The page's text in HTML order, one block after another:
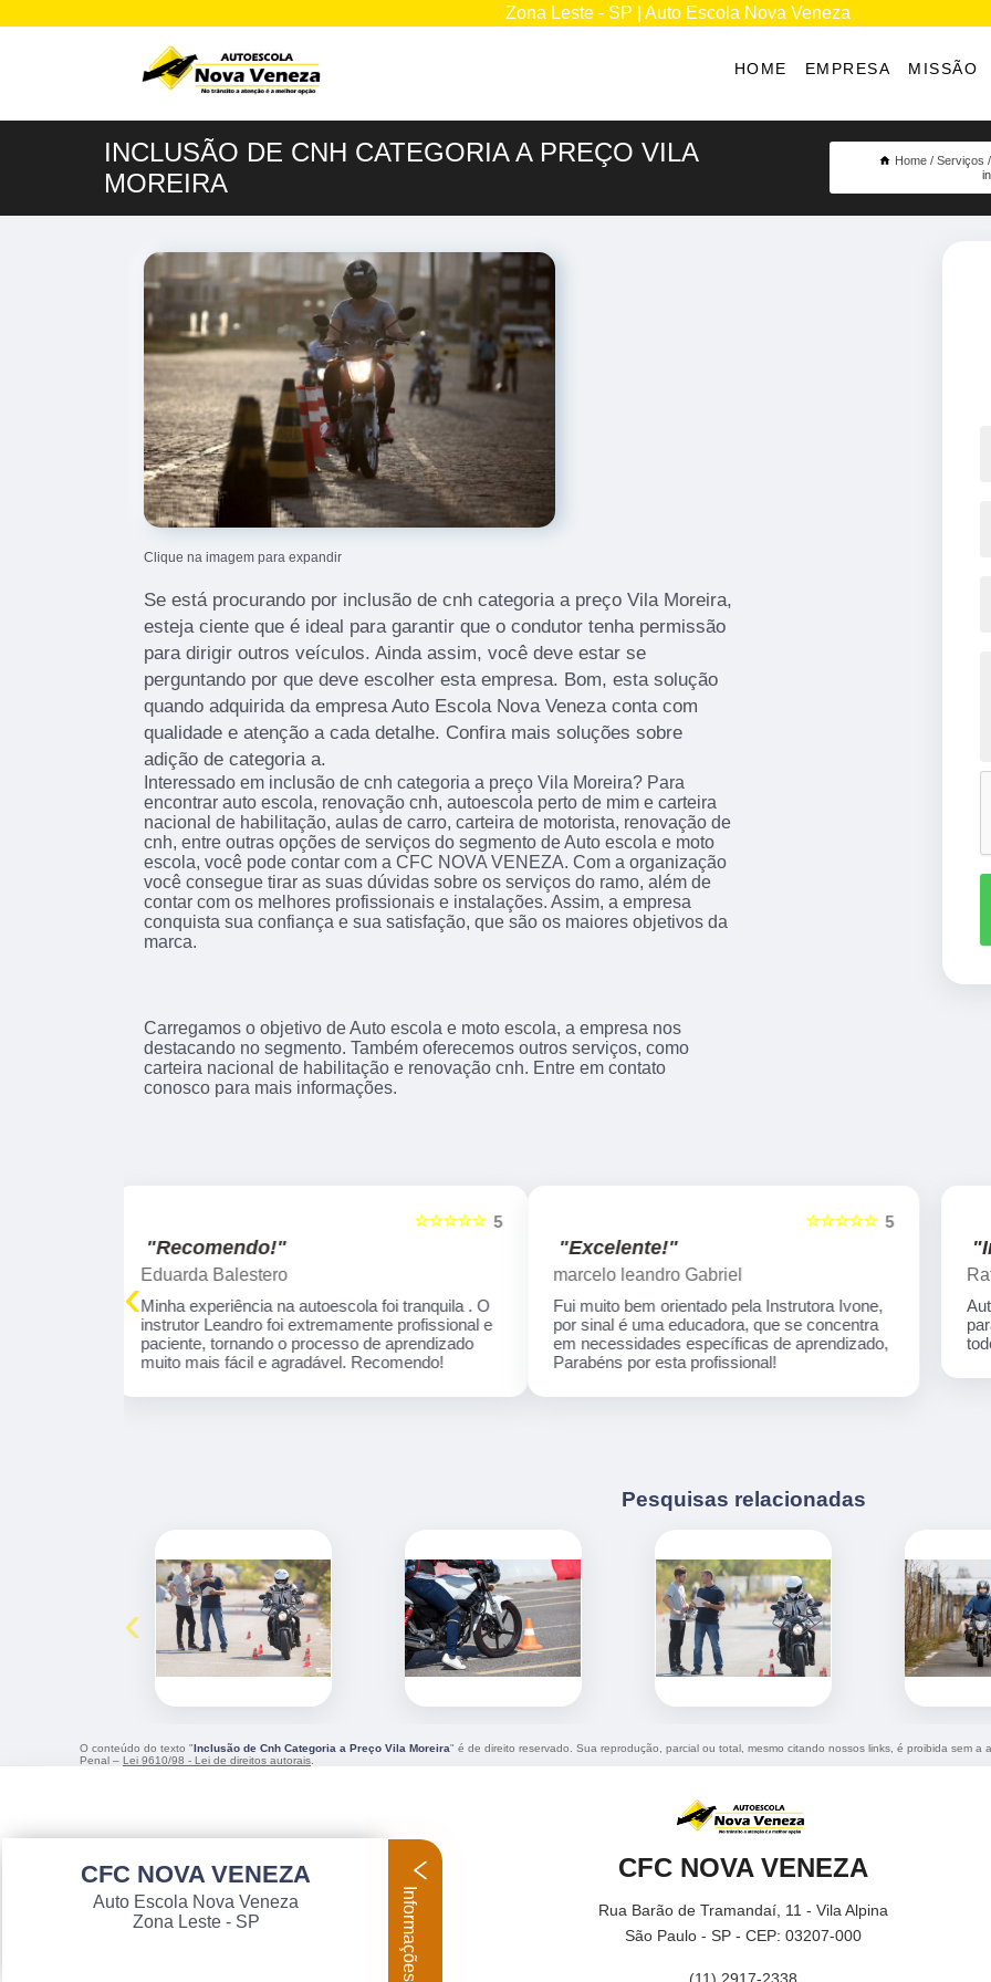
Zona Leste - SP | Auto Escola Nova Veneza
HOME EMPRESA MISSÃO
INCLUSÃO DE CNH CATEGORIA A PREÇO VILA
MOREIRA
Home Serviços
Clique na imagem para expandir
Se está procurando por inclusão de cnh categoria a preço Vila Moreira,
esteja ciente que é ideal para garantir que o condutor tenha permissão
para dirigir outros veículos. Ainda assim, você deve estar se
perguntando por que deve escolher esta empresa. Bom, esta solução
quando adquirida da empresa Auto Escola Nova Veneza conta com
qualidade e atenção a cada detalhe. Confira mais soluções sobre
adição de categoria a.
Interessado em inclusão de cnh categoria a preço Vila Moreira? Para
encontrar auto escola, renovação cnh, autoescola perto de mim e carteira
nacional de habilitação, aulas de carro, carteira de motorista, renovação de
cnh, entre outras opções de serviços do segmento de Auto escola e moto
escola, você pode contar com a CFC NOVA VENEZA. Com a organização
você consegue tirar as suas dúvidas sobre os serviços do ramo, além de
contar com os melhores profissionais e instalações. Assim, a empresa
conquista sua confiança e sua satisfação, que são os maiores objetivos da
marca.
Carregamos o objetivo de Auto escola e moto escola, a empresa nos
destacando no segmento. Também oferecemos outros serviços, como
carteira nacional de habilitação e renovação cnh. Entre em contato
conosco para mais informações.
5
☆☆☆☆☆
"Excelente!"
marcelo leandro Gabriel
Fui muito bem orientado pela Instrutora Ivone,
por sinal é uma educadora, que se concentra
em necessidades específicas de aprendizado,
Parabéns por esta profissional!
☆☆☆☆☆
"Indico!!!"
Rafaela Silva
Auto escola nota 1000 em todos os processos
para habilitação! Desde o início até o final tive
todo suporte necessário...Super recomendo!
‹
Pesquisas relacionadas
‹
O conteúdo do texto "Inclusão de Cnh Categoria a Preço Vila Moreira" é de direito reservado. Sua reprodução, parcial ou total, mesmo citando nossos links, é proibida sem
Penal – Lei 9610/98 - Lei de direitos autorais
CFC NOVA VENEZA
Rua Barão de Tramandaí, 11 - Vila Alpina
São Paulo - SP - CEP: 03207-000
CFC NOVA VENEZA
Auto Escola Nova Veneza
Zona Leste - SP
Informações